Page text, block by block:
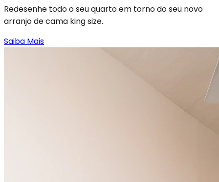
Redesenhe todo o seu quarto em torno do seu novo
arranjo de cama king size.
Saiba Mais